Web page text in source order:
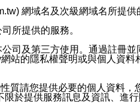
網域名及次級網域名所提
所提供的服務。
司及第三方使用。通過註冊
的隱私權聲明或與個人資
質請您提供必要的個人資料
於提供服務訊息及資訊、進